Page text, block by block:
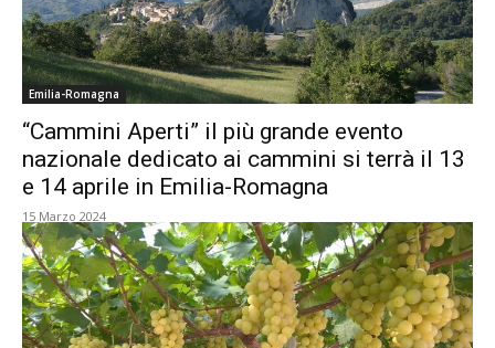
Emilia-Romagna
“Cammini Aperti” il più grande evento
nazionale dedicato ai cammini si terrà il 13
e 14 aprile in Emilia-Romagna
15 Marzo 2024